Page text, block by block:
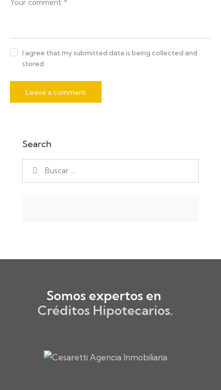
I agree that my submitted data is being collected and
stored.
Search
Somos expertos en ​
Créditos Hipotecarios.